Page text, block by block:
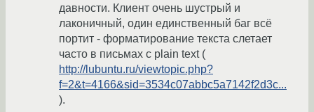
давности. Клиент очень шустрый и
лаконичный, один единственный баг всё
портит - форматирование текста слетает
часто в письмах с plain text (
http://lubuntu.ru/viewtopic.php?
f=2&t=4166&sid=3534c07abbc5a7142f2d3c...
).